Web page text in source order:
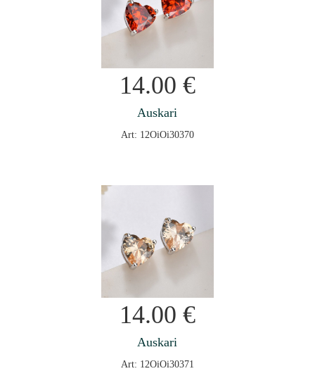
14.00 €
Auskari
Art: 12OiOi30370
14.00 €
Auskari
Art: 12OiOi30371